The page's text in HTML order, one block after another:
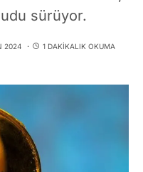
sürüyor.
2024 1 DAKIKALIK OKUMA